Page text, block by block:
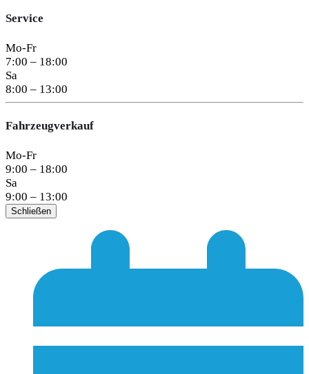
Service
Mo-Fr
7:00 – 18:00
Sa
8:00 – 13:00
Fahrzeugverkauf
Mo-Fr
9:00 – 18:00
Sa
9:00 – 13:00
Schließen